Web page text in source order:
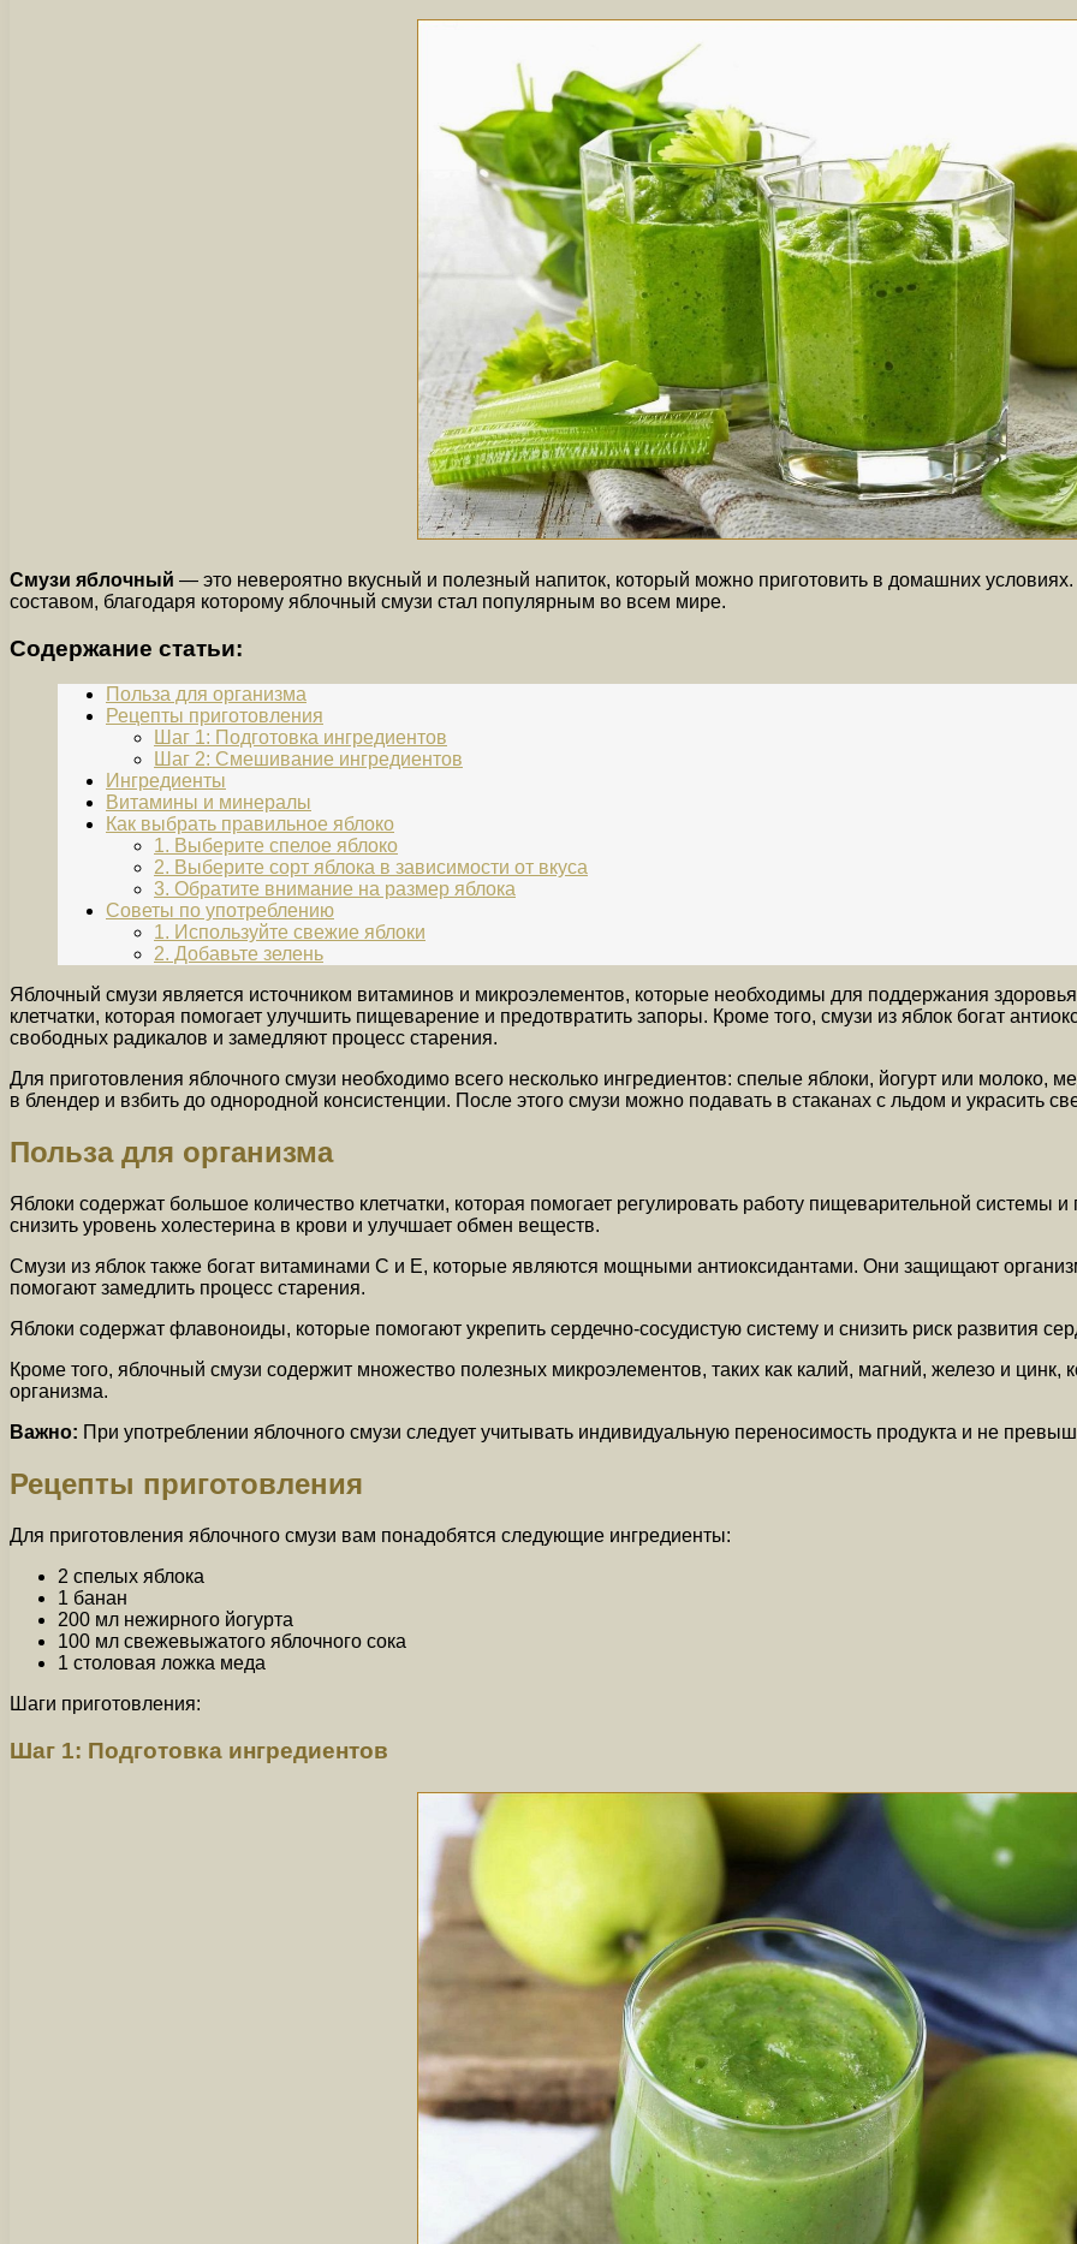
Смузи яблочный — это невероятно вкусный и полезный напиток, который можно приготовить в домашних
составом, благодаря которому яблочный смузи стал популярным во всем мире.
Содержание статьи:
Польза для организма
Рецепты приготовления
Шаг 1: Подготовка ингредиентов
Шаг 2: Смешивание ингредиентов
Ингредиенты
Витамины и минералы
Как выбрать правильное яблоко
1. Выберите спелое яблоко
2. Выберите сорт яблока в зависимости от вкуса
3. Обратите внимание на размер яблока
Советы по употреблению
1. Используйте свежие яблоки
2. Добавьте зелень
Яблочный смузи является источником витаминов и микроэлементов, которые необходимы для поддержания
клетчатки, которая помогает улучшить пищеварение и предотвратить запоры. Кроме того, смузи из яблок богат
свободных радикалов и замедляют процесс старения.
Для приготовления яблочного смузи необходимо всего несколько ингредиентов: спелые яблоки, йогурт или молоко,
в блендер и взбить до однородной консистенции. После этого смузи можно подавать в стаканах с льдом и украсить
Польза для организма
Яблоки содержат большое количество клетчатки, которая помогает регулировать работу пищеварительной системы
снизить уровень холестерина в крови и улучшает обмен веществ.
Смузи из яблок также богат витаминами C и E, которые являются мощными антиоксидантами. Они защищают
помогают замедлить процесс старения.
Яблоки содержат флавоноиды, которые помогают укрепить сердечно-сосудистую систему и снизить риск развития
Кроме того, яблочный смузи содержит множество полезных микроэлементов, таких как калий, магний, железо и
организма.
Важно: При употреблении яблочного смузи следует учитывать индивидуальную переносимость продукта и не
Рецепты приготовления
Для приготовления яблочного смузи вам понадобятся следующие ингредиенты:
2 спелых яблока
1 банан
200 мл нежирного йогурта
100 мл свежевыжатого яблочного сока
1 столовая ложка меда
Шаги приготовления:
Шаг 1: Подготовка ингредиентов